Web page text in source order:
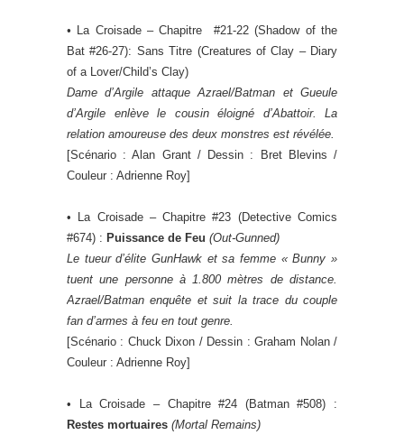
• La Croisade – Chapitre #21-22 (Shadow of the
Bat #26-27): Sans Titre (Creatures of Clay – Diary
of a Lover/Child’s Clay)
Dame d’Argile attaque Azrael/Batman et Gueule
d’Argile enlève le cousin éloigné d’Abattoir. La
relation amoureuse des deux monstres est révélée.
[Scénario : Alan Grant / Dessin : Bret Blevins /
Couleur : Adrienne Roy]
• La Croisade – Chapitre #23 (Detective Comics
#674) : Puissance de Feu (Out-Gunned)
Le tueur d’élite GunHawk et sa femme « Bunny »
tuent une personne à 1.800 mètres de distance.
Azrael/Batman enquête et suit la trace du couple
fan d’armes à feu en tout genre.
[Scénario : Chuck Dixon / Dessin : Graham Nolan /
Couleur : Adrienne Roy]
• La Croisade – Chapitre #24 (Batman #508) :
Restes mortuaires (Mortal Remains)